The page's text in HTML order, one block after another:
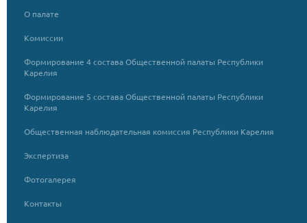
О палате
Комиссии
Формирование 4 состава Общественной палаты Республики
Карелия
Формирование 5 состава Общественной палаты Республики
Карелия
Общественная наблюдательная комиссия Республики Карелия
Экспертиза
Фотогалерея
Контакты